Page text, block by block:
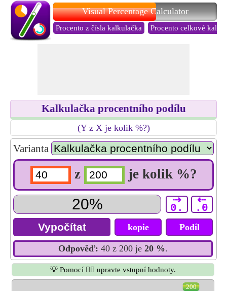
Visual Percentage Calculator
Procento z čísla kalkulačka Procento celkové
Kalkulačka procentního podílu
(Y z X je kolik %?)
Varianta
z je kolik %?
⇢
0.
⇠
.0
kopie Podíl
Odpověď: 40 z 200 je 20 %.
💡 Pomocí 👆🏻 upravte vstupní hodnoty.
200